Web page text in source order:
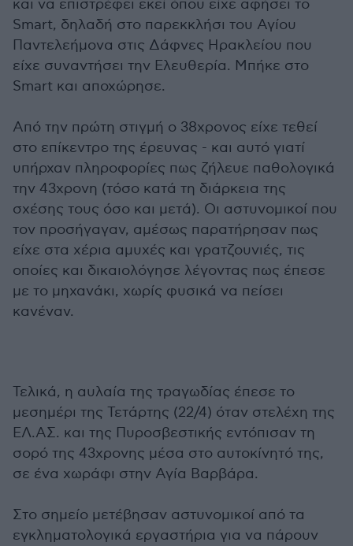
και να επιστρέφει εκεί όπου είχε αφήσει το
Smart, δηλαδή στο παρεκκλήσι του Αγίου
Παντελεήμονα στις Δάφνες Ηρακλείου που
είχε συναντήσει την Ελευθερία. Μπήκε στο
Smart και αποχώρησε.
Από την πρώτη στιγμή ο 38χρονος είχε τεθεί
στο επίκεντρο της έρευνας - και αυτό γιατί
υπήρχαν πληροφορίες πως ζήλευε παθολογικά
την 43χρονη (τόσο κατά τη διάρκεια της
σχέσης τους όσο και μετά). Οι αστυνομικοί που
τον προσήγαγαν, αμέσως παρατήρησαν πως
είχε στα χέρια αμυχές και γρατζουνιές, τις
οποίες και δικαιολόγησε λέγοντας πως έπεσε
με το μηχανάκι, χωρίς φυσικά να πείσει
κανέναν.
Τελικά, η αυλαία της τραγωδίας έπεσε το
μεσημέρι της Τετάρτης (22/4) όταν στελέχη της
ΕΛ.ΑΣ. και της Πυροσβεστικής εντόπισαν τη
σορό της 43χρονης μέσα στο αυτοκίνητό της,
σε ένα χωράφι στην Αγία Βαρβάρα.
Στο σημείο μετέβησαν αστυνομικοί από τα
εγκληματολογικά εργαστήρια για να πάρουν